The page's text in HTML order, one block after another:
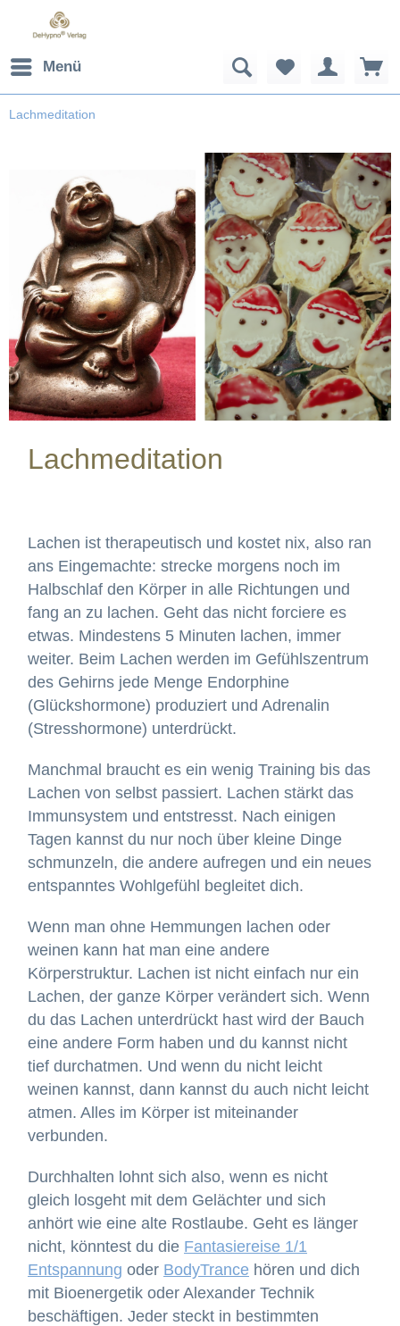
Menü
Lachmeditation
Lachmeditation
Lachen ist therapeutisch und kostet nix, also ran
ans Eingemachte: strecke morgens noch im
Halbschlaf den Körper in alle Richtungen und
fang an zu lachen. Geht das nicht forciere es
etwas. Mindestens 5 Minuten lachen, immer
weiter. Beim Lachen werden im Gefühlszentrum
des Gehirns jede Menge Endorphine
(Glückshormone) produziert und Adrenalin
(Stresshormone) unterdrückt.
Manchmal braucht es ein wenig Training bis das
Lachen von selbst passiert. Lachen stärkt das
Immunsystem und entstresst. Nach einigen
Tagen kannst du nur noch über kleine Dinge
schmunzeln, die andere aufregen und ein neues
entspanntes Wohlgefühl begleitet dich.
Wenn man ohne Hemmungen lachen oder
weinen kann hat man eine andere
Körperstruktur. Lachen ist nicht einfach nur ein
Lachen, der ganze Körper verändert sich. Wenn
du das Lachen unterdrückt hast wird der Bauch
eine andere Form haben und du kannst nicht
tief durchatmen. Und wenn du nicht leicht
weinen kannst, dann kannst du auch nicht leicht
atmen. Alles im Körper ist miteinander
verbunden.
Durchhalten lohnt sich also, wenn es nicht
gleich losgeht mit dem Gelächter und sich
anhört wie eine alte Rostlaube. Geht es länger
nicht, könntest du die Fantasiereise 1/1
Entspannung oder BodyTrance hören und dich
mit Bioenergetik oder Alexander Technik
beschäftigen. Jeder steckt in bestimmten